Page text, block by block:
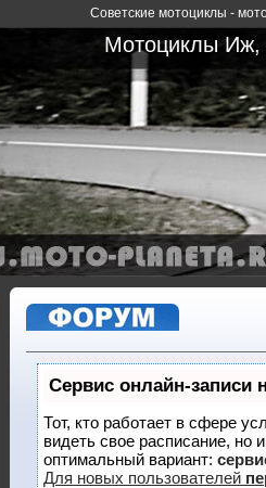
Советские мотоциклы -
Мотоциклы Иж,
Сервис онлайн-записи
Тот, кто работает в сфере
видеть свое расписание,
оптимальный вариант:
Для новых пользователей